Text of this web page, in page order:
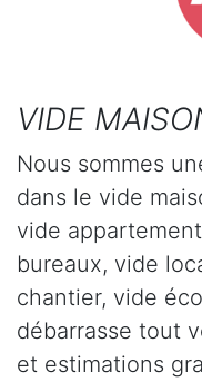
VIDE
Nous sommes
dans le vide
vide
bureaux, vide
chantier, vide
débarrasse tout
et estimations